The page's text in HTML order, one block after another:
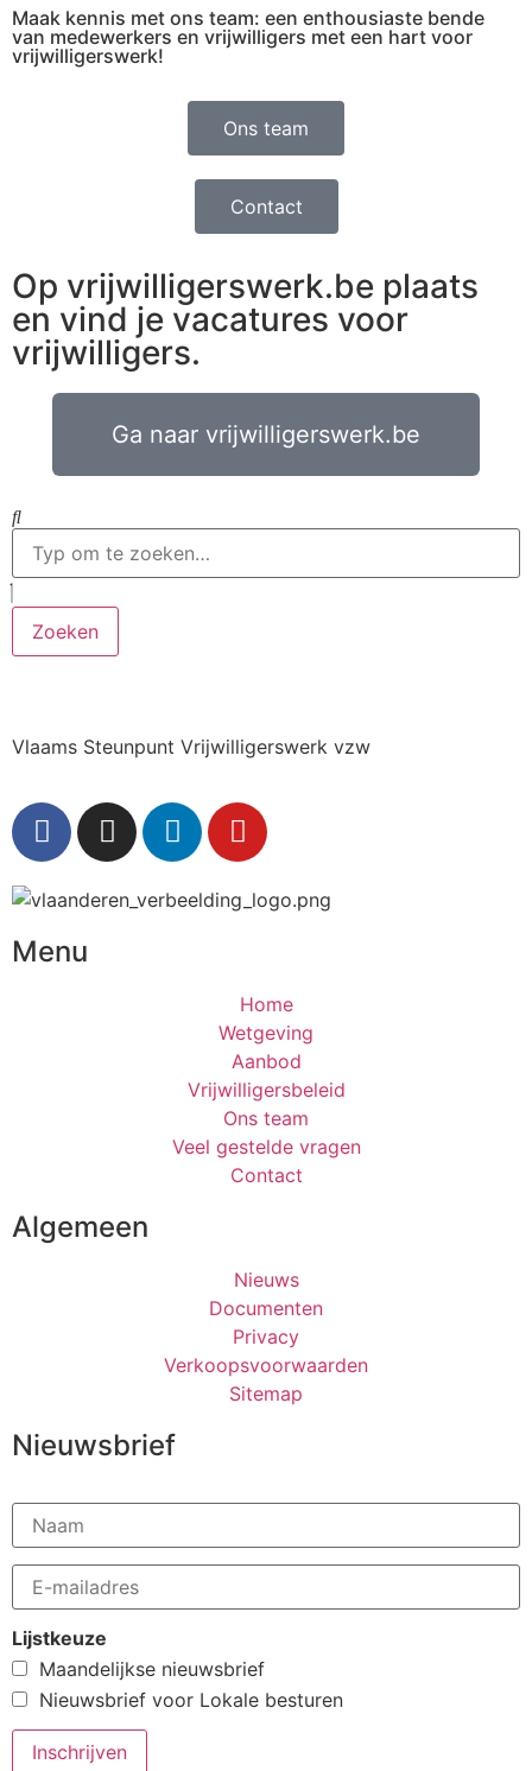
Maak kennis met ons team: een enthousiaste bende
van medewerkers en vrijwilligers met een hart voor
vrijwilligerswerk!
Ons team
Contact
Op vrijwilligerswerk.be plaats
en vind je vacatures voor
vrijwilligers.
Ga naar vrijwilligerswerk.be
Zoeken
Vlaams Steunpunt Vrijwilligerswerk vzw
Menu
Home
Wetgeving
Aanbod
Vrijwilligersbeleid
Ons team
Veel gestelde vragen
Contact
Algemeen
Nieuws
Documenten
Privacy
Verkoopsvoorwaarden
Sitemap
Nieuwsbrief
Lijstkeuze
Maandelijkse nieuwsbrief
Nieuwsbrief voor Lokale besturen